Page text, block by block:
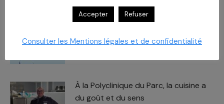
chiffres – des impacts​
À la Polyclinique du Parc, la cuisine a
du goût et du sens
Accepter Refuser
Consulter les Mentions légales et de confidentialité